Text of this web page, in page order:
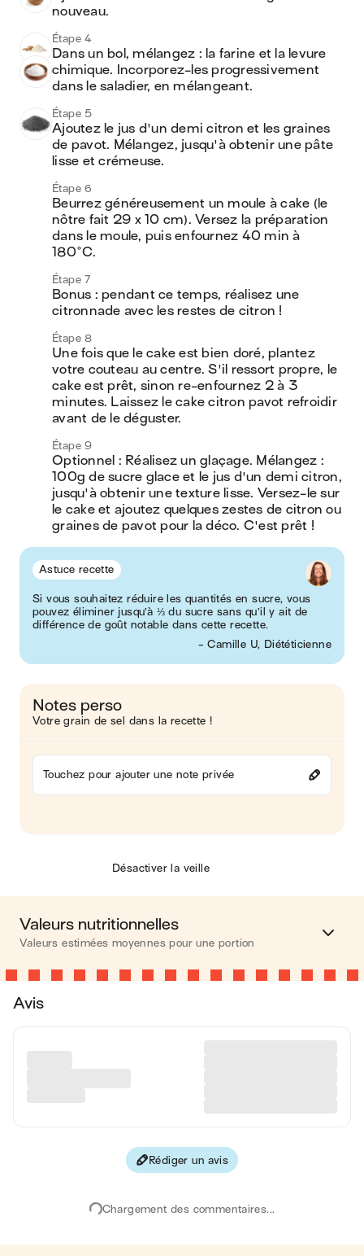
nouveau.
Étape 4
Dans un bol, mélangez : la farine et la levure
chimique. Incorporez-les progressivement
dans le saladier, en mélangeant.
Étape 5
Ajoutez le jus d'un demi citron et les graines
de pavot. Mélangez, jusqu'à obtenir une pâte
lisse et crémeuse.
Étape 6
Beurrez généreusement un moule à cake (le
nôtre fait 29 x 10 cm). Versez la préparation
dans le moule, puis enfournez 40 min à
180°C.
Étape 7
Bonus : pendant ce temps, réalisez une
citronnade avec les restes de citron !
Étape 8
Une fois que le cake est bien doré, plantez
votre couteau au centre. S'il ressort propre, le
cake est prêt, sinon re-enfournez 2 à 3
minutes. Laissez le cake citron pavot refroidir
avant de le déguster.
Étape 9
Optionnel : Réalisez un glaçage. Mélangez :
100g de sucre glace et le jus d'un demi citron,
jusqu'à obtenir une texture lisse. Versez-le sur
le cake et ajoutez quelques zestes de citron ou
graines de pavot pour la déco. C'est prêt !
Astuce recette
Si vous souhaitez réduire les quantités en sucre, vous
pouvez éliminer jusqu’à ⅓ du sucre sans qu’il y ait de
différence de goût notable dans cette recette.
- Camille U, Diététicienne
Notes perso
Votre grain de sel dans la recette !
Touchez pour ajouter une note privée
Désactiver la veille
Valeurs nutritionnelles
Valeurs estimées moyennes pour une portion
Calories 324 kcal
Les valeurs sont basées sur une estimation moyenne pour
préoccupations ou des questions concernant votre santé,
en moyenne, une portion de la recette "Cake citron pavot"
Avis
Rédiger un avis
Chargement des commentaires...